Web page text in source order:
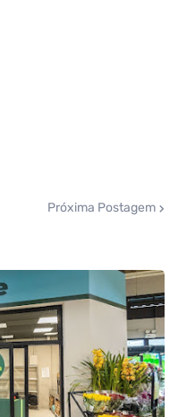
Próxima Postagem